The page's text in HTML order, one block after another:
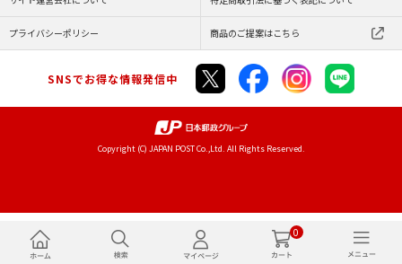
0
プライバシーポリシー 商品のご提案はこちら
SNSでお得な情報発信中
Copyright (C) JAPAN POST Co.,Ltd. All Rights Reserved.